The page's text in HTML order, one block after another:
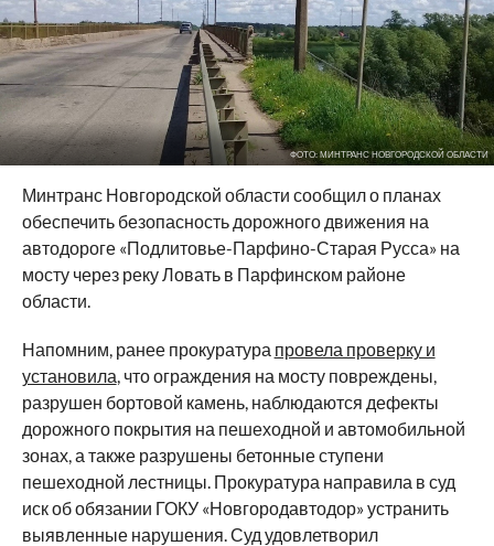
ФОТО: МИНТРАНС НОВГОРОДСКОЙ ОБЛАСТИ
Минтранс Новгородской области сообщил о планах
обеспечить безопасность дорожного движения на
автодороге «Подлитовье-Парфино-Старая Русса» на
мосту через реку Ловать в Парфинском районе
области.
Напомним, ранее прокуратура провела проверку и
установила, что ограждения на мосту повреждены,
разрушен бортовой камень, наблюдаются дефекты
дорожного покрытия на пешеходной и автомобильной
зонах, а также разрушены бетонные ступени
пешеходной лестницы. Прокуратура направила в суд
иск об обязании ГОКУ «Новгородавтодор» устранить
выявленные нарушения. Суд удовлетворил